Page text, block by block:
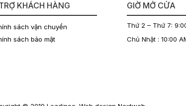
KHÁCH HÀNG
sách vận chuyển
sách bảo mật
GIỜ MỞ CỬA
Thứ 2 – Thứ 7:
Chủ Nhật : 10:00